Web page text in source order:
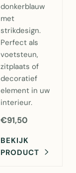
donkerblauw
met
strikdesign.
Perfect als
voetsteun,
zitplaats of
decoratief
element in uw
interieur.
€91,50
BEKIJK
PRODUCT